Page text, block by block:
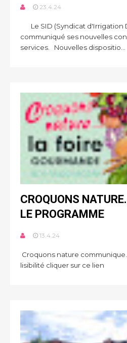
23.4.24
Le SID (Syndicat d'Irrigation
communiqué ses nouvelles
services. Nouvelles dispositio...
CROQUONS
LE PROGRAMME
13.4.24
Croquons nature
lisibilité cliquer sur ce lien